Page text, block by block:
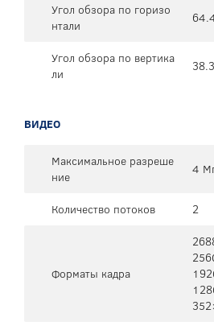
Угол обзора по горизо
нтали
Угол обзора по вертика
ли
ВИДЕО
Максимальное разреше
ние
4
Количество потоков 2
Форматы кадра